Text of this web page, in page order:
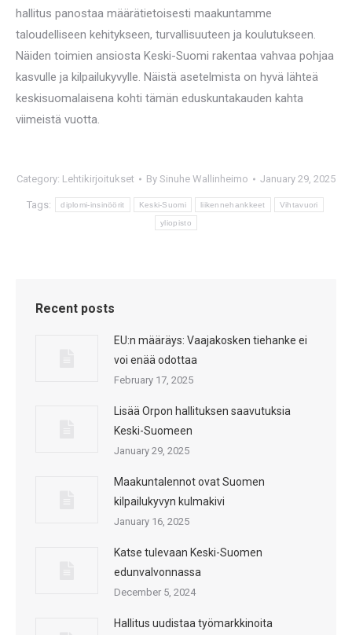
hallitus panostaa määrätietoisesti maakuntamme
taloudelliseen kehitykseen, turvallisuuteen ja koulutukseen.
Näiden toimien ansiosta Keski-Suomi rakentaa vahvaa pohjaa
kasvulle ja kilpailukyvylle. Näistä asetelmista on hyvä lähteä
keskisuomalaisena kohti tämän eduskuntakauden kahta
viimeistä vuotta.
Category: Lehtikirjoitukset By Sinuhe Wallinheimo January 29, 2025
Tags: diplomi-insinöörit Keski-Suomi liikennehankkeet Vihtavuori
yliopisto
Recent posts
EU:n määräys: Vaajakosken tiehanke ei
voi enää odottaa
February 17, 2025
Lisää Orpon hallituksen saavutuksia
Keski-Suomeen
January 29, 2025
Maakuntalennot ovat Suomen
kilpailukyvyn kulmakivi
January 16, 2025
Katse tulevaan Keski-Suomen
edunvalvonnassa
December 5, 2024
Hallitus uudistaa työmarkkinoita